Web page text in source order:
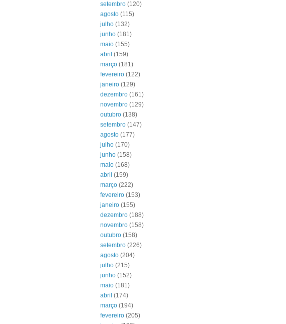
setembro (120)
agosto (115)
julho (132)
junho (181)
maio (155)
abril (159)
março (181)
fevereiro (122)
janeiro (129)
dezembro (161)
novembro (129)
outubro (138)
setembro (147)
agosto (177)
julho (170)
junho (158)
maio (168)
abril (159)
março (222)
fevereiro (153)
janeiro (155)
dezembro (188)
novembro (158)
outubro (158)
setembro (226)
agosto (204)
julho (215)
junho (152)
maio (181)
abril (174)
março (194)
fevereiro (205)